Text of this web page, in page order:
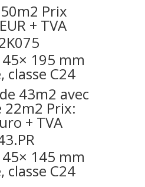
Prix
+ TVA
195 mm
classe C24
43m2 avec
Prix:
+ TVA
145 mm
classe C24